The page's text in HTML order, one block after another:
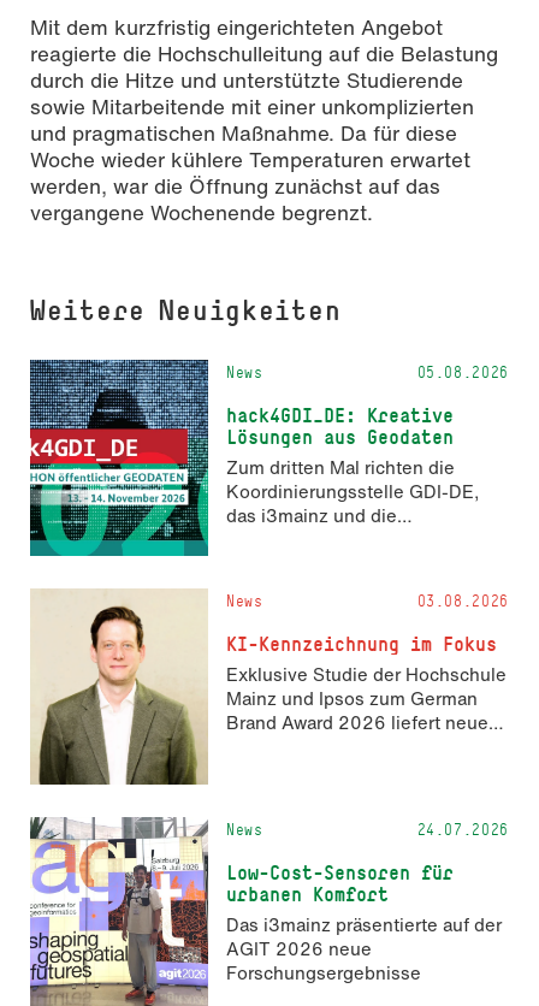
Mit dem kurzfristig eingerichteten Angebot
reagierte die Hochschulleitung auf die Belastung
durch die Hitze und unterstützte Studierende
sowie Mitarbeitende mit einer unkomplizierten
und pragmatischen Maßnahme. Da für diese
Woche wieder kühlere Temperaturen erwartet
werden, war die Öffnung zunächst auf das
vergangene Wochenende begrenzt.
Weitere Neuigkeiten
News 05.08.2026
hack4GDI_DE: Kreative
Lösungen aus Geodaten
Zum dritten Mal richten die
Koordinierungsstelle GDI-DE,
das i3mainz und die
und 14. November 2026 den
Hackathon hack4GDI_DE an der
Hochschule Mainz aus. Die
Anmeldung ist geöffnet und bis
zum 2. Oktober 2026 möglich.
News 03.08.2026
KI-Kennzeichnung im Fokus
Exklusive Studie der Hochschule
Mainz und Ipsos zum German
Brand Award 2026 liefert neue
News 24.07.2026
Low-Cost-Sensoren für
urbanen Komfort
Das i3mainz präsentierte auf der
AGIT 2026 neue
Forschungsergebnisse